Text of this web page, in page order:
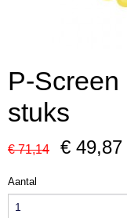
P-
stuks
€ 71,14 € 49,87
Aantal